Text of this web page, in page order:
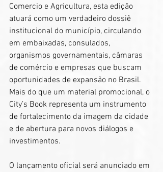
Comercio e Agricultura, esta edição
atuará como um verdadeiro dossiê
institucional do município, circulando
em embaixadas, consulados,
organismos governamentais, câmaras
de comércio e empresas que buscam
oportunidades de expansão no Brasil.
Mais do que um material promocional, o
City’s Book representa um instrumento
de fortalecimento da imagem da cidade
e de abertura para novos diálogos e
investimentos.
O lançamento oficial será anunciado em